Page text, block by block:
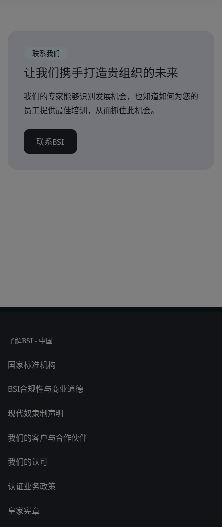
联系我们
让我们携手打造贵组织的未来
我们的专家能够识别发展机会，也知道如何为您的
员工提供最佳培训，从而抓住此机会。
联系BSI
了解BSI - 中国
国家标准机构
BSI合规性与商业道德
现代奴隶制声明
我们的客户与合作伙伴
我们的认可
认证业务政策
皇家宪章